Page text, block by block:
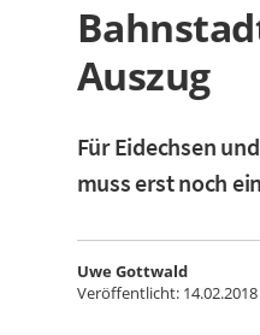
Auszug
Für Eidechsen
muss erst noch
Uwe Gottwald
Veröffentlicht: